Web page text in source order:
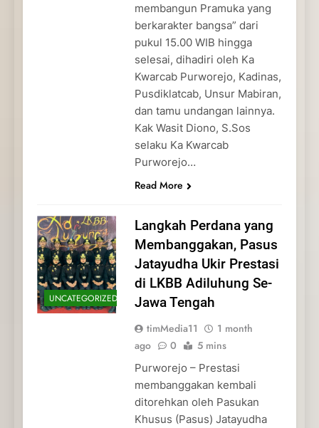
membangun Pramuka yang
berkarakter bangsa” dari
pukul 15.00 WIB hingga
selesai, dihadiri oleh Ka
Kwarcab Purworejo, Kadinas,
Pusdiklatcab, Unsur Mabiran,
dan tamu undangan lainnya.
Kak Wasit Diono, S.Sos
selaku Ka Kwarcab
Purworejo…
Read More
UNCATEGORIZED
Langkah Perdana yang
Membanggakan, Pasus
Jatayudha Ukir Prestasi
di LKBB Adiluhung Se-
Jawa Tengah
timMedia11
1 month
ago
0 5 mins
Purworejo – Prestasi
membanggakan kembali
ditorehkan oleh Pasukan
Khusus (Pasus) Jatayudha